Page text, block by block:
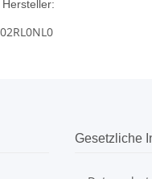
Gesetzliche